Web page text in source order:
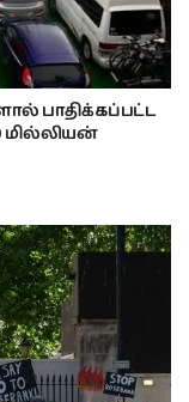
பாதிக்கப்பட்ட
மில்லியன்